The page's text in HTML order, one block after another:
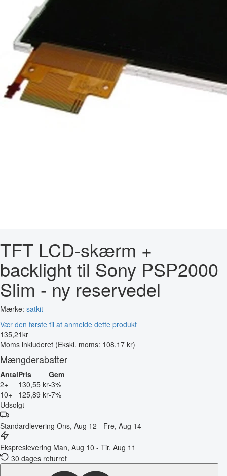
TFT LCD-skærm +
backlight til Sony PSP2000
Slim - ny reservedel
Mærke: satkit
Vær den første til at anmelde dette produkt
135,21kr
Moms inkluderet (Ekskl. moms: 108,17 kr)
Mængderabatter
AntalPris
Gem
2+
130,55 kr-3%
10+
125,89 kr-7%
Udsolgt
Standardlevering Ons, Aug 12 - Fre, Aug 14
Ekspreslevering Man, Aug 10 - Tir, Aug 11
30 dages returret